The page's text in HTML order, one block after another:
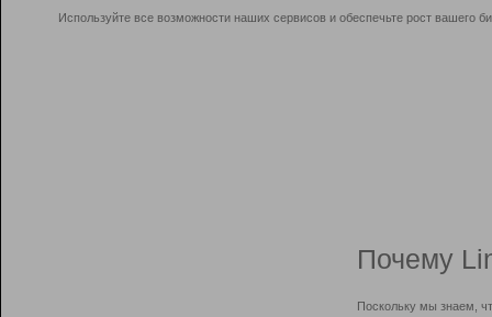
Используйте все возможности наших сервисов и обеспечьте рост вашего
Почему
Поскольку мы знаем,